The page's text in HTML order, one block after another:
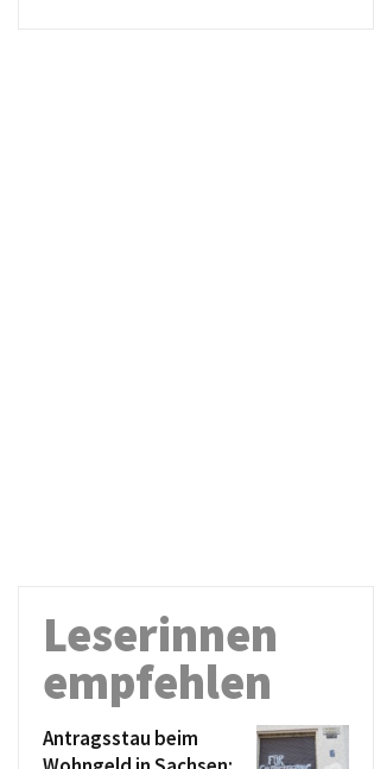
Leserinnen
empfehlen
Antragsstau beim